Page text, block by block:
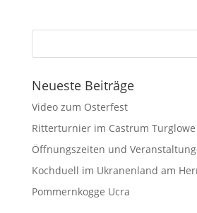
Neueste Beiträge
Video zum Osterfest
Ritterturnier im Castrum Turglowe
Öffnungszeiten und
Kochduell im Ukranenland am
Pommernkogge Ucra